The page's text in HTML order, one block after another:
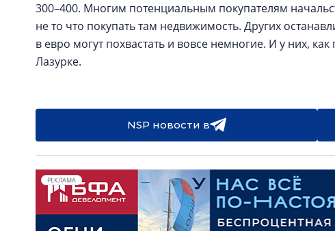
300–400. Многим потенциальным покупателям
не то что покупать там недвижимость. Других
в евро могут похвастать и вовсе немногие. И у них,
Лазурке.
NSP новости в
РЕКЛАМА